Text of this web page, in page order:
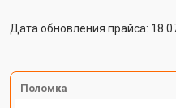
Дата обновления прайса:
Поломка